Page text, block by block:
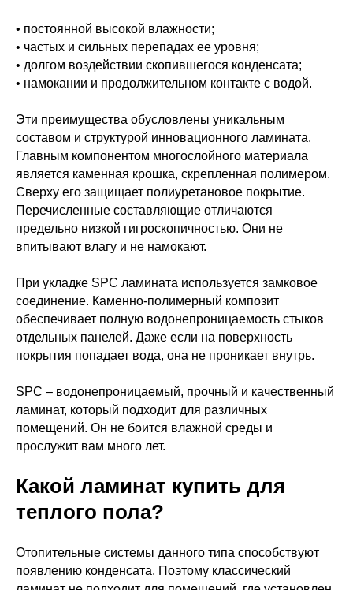
• постоянной высокой влажности;
• частых и сильных перепадах ее уровня;
• долгом воздействии скопившегося конденсата;
• намокании и продолжительном контакте с водой.
Эти преимущества обусловлены уникальным
составом и структурой инновационного ламината.
Главным компонентом многослойного материала
является каменная крошка, скрепленная полимером.
Сверху его защищает полиуретановое покрытие.
Перечисленные составляющие отличаются
предельно низкой гигроскопичностью. Они не
впитывают влагу и не намокают.
При укладке SPC ламината используется замковое
соединение. Каменно-полимерный композит
обеспечивает полную водонепроницаемость стыков
отдельных панелей. Даже если на поверхность
покрытия попадает вода, она не проникает внутрь.
SPC – водонепроницаемый, прочный и качественный
ламинат, который подходит для различных
помещений. Он не боится влажной среды и
прослужит вам много лет.
Какой ламинат купить для
теплого пола?
Отопительные системы данного типа способствуют
появлению конденсата. Поэтому классический